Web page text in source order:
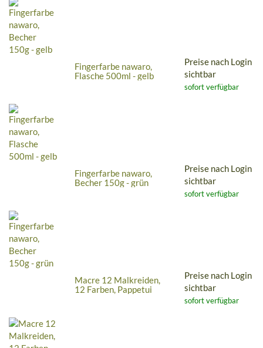
Fingerfarbe nawaro,
Flasche 500ml - gelb
Preise nach Login
sichtbar
sofort verfügbar
Fingerfarbe nawaro,
Becher 150g - grün
Preise nach Login
sichtbar
sofort verfügbar
Macre 12 Malkreiden,
12 Farben, Pappetui
Preise nach Login
sichtbar
sofort verfügbar